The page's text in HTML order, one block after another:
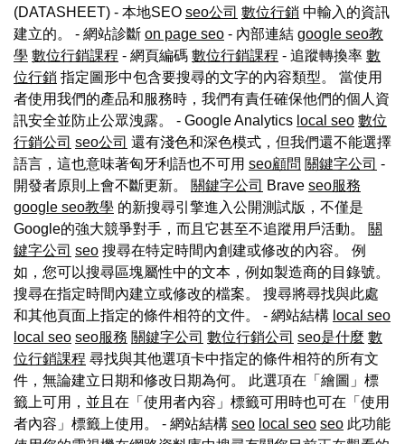
(DATASHEET) - 本地SEO seo公司 數位行銷 中輸入的資訊
建立的。 - 網站診斷 on page seo - 內部連結 google seo教
學 數位行銷課程 - 網頁編碼 數位行銷課程 - 追蹤轉換率 數
位行銷 指定圖形中包含要搜尋的文字的內容類型。 當使用
者使用我們的產品和服務時，我們有責任確保他們的個人資
訊安全並防止公眾洩露。 - Google Analytics local seo 數位
行銷公司 seo公司 還有淺色和深色模式，但我們還不能選擇
語言，這也意味著匈牙利語也不可用 seo顧問 關鍵字公司 -
開發者原則上會不斷更新。 關鍵字公司 Brave seo服務
google seo教學 的新搜尋引擎進入公開測試版，不僅是
Google的強大競爭對手，而且它甚至不追蹤用戶活動。 關
鍵字公司 seo 搜尋在特定時間內創建或修改的內容。 例
如，您可以搜尋區塊屬性中的文本，例如製造商的目錄號。
搜尋在指定時間內建立或修改的檔案。 搜尋將尋找與此處
和其他頁面上指定的條件相符的文件。 - 網站結構 local seo
local seo seo服務 關鍵字公司 數位行銷公司 seo是什麼 數
位行銷課程 尋找與其他選項卡中指定的條件相符的所有文
件，無論建立日期和修改日期為何。 此選項在「繪圖」標
籤上可用，並且在「使用者內容」標籤可用時也可在「使用
者內容」標籤上使用。 - 網站結構 seo local seo seo 此功能